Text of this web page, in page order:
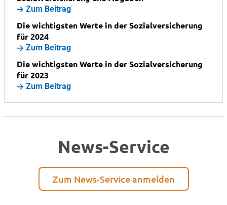
Zum Beitrag
Die wichtigsten Werte in der Sozialversicherung
für 2024
Zum Beitrag
Die wichtigsten Werte in der Sozialversicherung
für 2023
Zum Beitrag
News-Service
Zum News-Service anmelden